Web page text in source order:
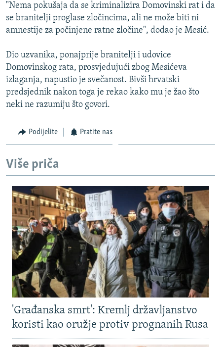
MOJA EVROPA
TRI DECENIJE OD RATA U BIH
NASTANAK I RASPAD JUGOSLAVIJE
"Nema pokušaja da se kriminalizira Domovinski rat i da
se branitelji proglase zločincima, ali ne može biti ni
amnestije za počinjene ratne zločine", dodao je Mesić.
Dio uzvanika, ponajprije branitelji i udovice
Domovinskog rata, prosvjedujući zbog Mesićeva
izlaganja, napustio je svečanost. Bivši hrvatski
predsjednik nakon toga je rekao kako mu je žao što
neki ne razumiju što govori.
Podijelite Pratite nas
Više priča
'Građanska smrt': Kremlj državljanstvo
koristi kao oružje protiv prognanih Rusa